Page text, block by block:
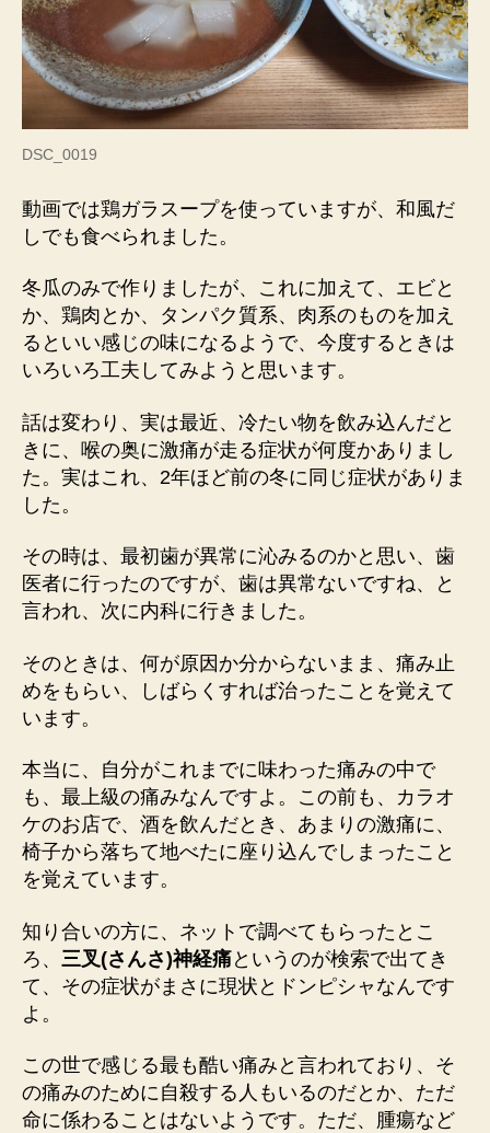
DSC_0019
動画では鶏ガラスープを使っていますが、和風だ
しでも食べられました。
冬瓜のみで作りましたが、これに加えて、エビと
か、鶏肉とか、タンパク質系、肉系のものを加え
るといい感じの味になるようで、今度するときは
いろいろ工夫してみようと思います。
話は変わり、実は最近、冷たい物を飲み込んだと
きに、喉の奥に激痛が走る症状が何度かありまし
た。実はこれ、2年ほど前の冬に同じ症状がありま
した。
その時は、最初歯が異常に沁みるのかと思い、歯
医者に行ったのですが、歯は異常ないですね、と
言われ、次に内科に行きました。
そのときは、何が原因か分からないまま、痛み止
めをもらい、しばらくすれば治ったことを覚えて
います。
本当に、自分がこれまでに味わった痛みの中で
も、最上級の痛みなんですよ。この前も、カラオ
ケのお店で、酒を飲んだとき、あまりの激痛に、
椅子から落ちて地べたに座り込んでしまったこと
を覚えています。
知り合いの方に、ネットで調べてもらったとこ
ろ、 三叉(さんさ)神経痛というのが検索で出てき
て、その症状がまさに現状とドンピシャなんです
よ。
この世で感じる最も酷い痛みと言われており、そ
の痛みのために自殺する人もいるのだとか、ただ
命に係わることはないようです。ただ、腫瘍など